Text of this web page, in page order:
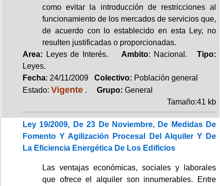
como evitar la introducción de restricciones al
funcionamiento de los mercados de servicios que,
de acuerdo con lo establecido en esta Ley, no
resulten justificadas o proporcionadas.
Area: Leyes de Interés. Ambito: Nacional.Tipo:
Leyes.
Fecha: 24/11/2009 Colectivo: Población general
Estado: Vigente . Grupo: General
Tamaño:41 kb
Ley 19/2009, De 23 De Noviembre, De Medidas De
Fomento Y Agilización Procesal Del Alquiler Y De
La Eficiencia Energética De Los Edificios
Las ventajas económicas, sociales y laborales
que ofrece el alquiler son innumerables. Entre